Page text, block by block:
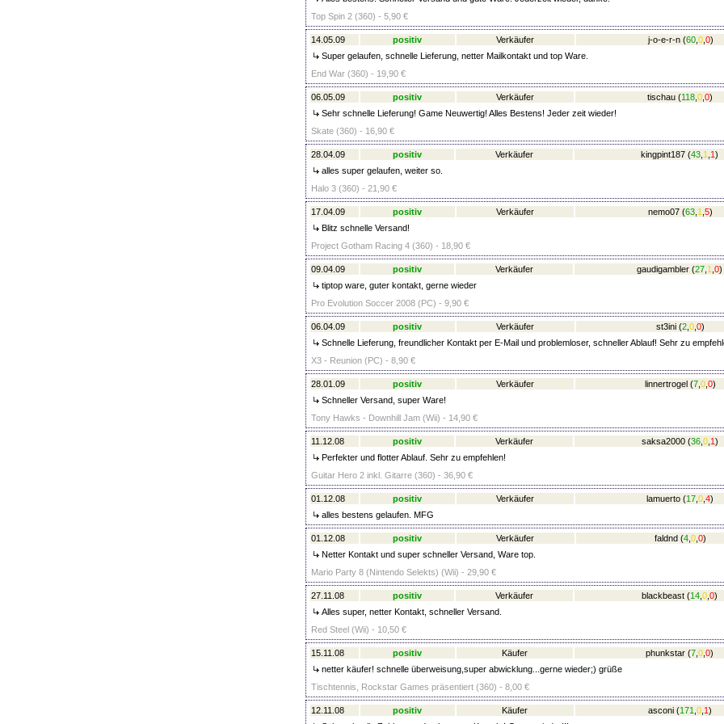
Top Spin 2 (360) - 5,90 €
14.05.09 positiv Verkäufer j-o-e-r-n (60, 0, 0)
Super gelaufen, schnelle Lieferung, netter Mailkontakt und top Ware.
End War (360) - 19,90 €
06.05.09 positiv Verkäufer tischau (118 0 0)
Sehr schnelle Lieferung! Game Neuwertig! Alles Bestens! Jeder zeit wieder!
Skate (360) - 16,90 €
28.04.09 positiv Verkäufer kingpint187 (43 1 1)
alles super gelaufen, weiter so.
Halo 3 (360) - 21,90 €
17.04.09 positiv Verkäufer nemo07 (63, 1 5)
Blitz schnelle Versand!
Project Gotham Racing 4 (360) - 18,90 €
09.04.09 positiv Verkäufer gaudigambler (27 1 0)
tiptop ware, guter kontakt, gerne wieder
Pro Evolution Soccer 2008 (PC) - 9,90 €
06.04.09 positiv Verkäufer st3ini (2 0 0)
Schnelle Lieferung, freundlicher Kontakt per E-Mail und problemloser, schneller Ablauf! Sehr zu
X3 - Reunion (PC) - 8,90 €
28.01.09 positiv Verkäufer linnertrogel (7, 0, 0)
Schneller Versand, super Ware!
Tony Hawks - Downhill Jam (Wii) - 14,90 €
11.12.08 positiv Verkäufer saksa2000 (36, 0, 1)
Perfekter und flotter Ablauf. Sehr zu empfehlen!
Guitar Hero 2 inkl. Gitarre (360) - 36,90 €
01.12.08 positiv Verkäufer lamuerto (17 0 4)
alles bestens gelaufen. MFG
01.12.08 positiv Verkäufer faldnd (4 0 0)
Netter Kontakt und super schneller Versand, Ware top.
Mario Party 8 (Nintendo Selekts) (Wii) - 29,90 €
27.11.08 positiv Verkäufer blackbeast (14 0 0)
Alles super, netter Kontakt, schneller Versand.
Red Steel (Wii) - 10,50 €
15.11.08 positiv Käufer phunkstar (7 0 0)
netter käufer! schnelle überweisung,super abwicklung...gerne wieder;) grüße
Tischtennis, Rockstar Games präsentiert (360) - 8,00 €
12.11.08 positiv Käufer asconi (171 0 1)